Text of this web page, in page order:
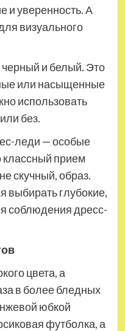
и уверенность. А
визуального
и белый. Это
или насыщенные
использовать
без.
леди — особые
прием
скучный, образ.
выбирать глубокие,
соблюдения дресс-
цвета, а
в более бледных
юбкой
футболка, а